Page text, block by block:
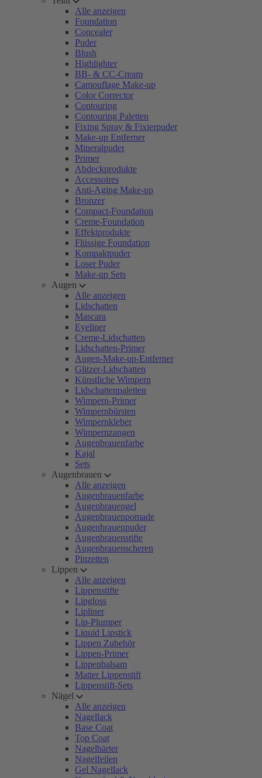
Alle anzeigen
Foundation
Concealer
Puder
Blush
Highlighter
BB- & CC-Cream
Camouflage Make-up
Color Corrector
Contouring
Contouring Paletten
Fixing Spray & Fixierpuder
Make-up Entferner
Mineralpuder
Primer
Abdeckprodukte
Accessoires
Anti-Aging Make-up
Bronzer
Compact-Foundation
Creme-Foundation
Effektprodukte
Flüssige Foundation
Kompaktpuder
Loser Puder
Make-up Sets
Augen
Alle anzeigen
Lidschatten
Mascara
Eyeliner
Creme-Lidschatten
Lidschatten-Primer
Augen-Make-up-Entferner
Glitzer-Lidschatten
Künstliche Wimpern
Lidschattenpaletten
Wimpern-Primer
Wimpernbürsten
Wimpernkleber
Wimpernzangen
Augenbrauenfarbe
Kajal
Sets
Augenbrauen
Alle anzeigen
Augenbrauenfarbe
Augenbrauengel
Augenbrauenpomade
Augenbrauenpuder
Augenbrauenstifte
Augenbrauenscheren
Pinzetten
Lippen
Alle anzeigen
Lippenstifte
Lipgloss
Lipliner
Lip-Plumper
Liquid Lipstick
Lippen Zubehör
Lippen-Primer
Lippenbalsam
Matter Lippenstift
Lippenstift-Sets
Nägel
Alle anzeigen
Nagellack
Base Coat
Top Coat
Nagelhärter
Nagelfeilen
Gel Nagellack